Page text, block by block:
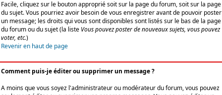
Facile, cliquez sur le bouton approprié soit sur la page du forum, soit sur la page
du sujet. Vous pourriez avoir besoin de vous enregistrer avant de pouvoir poster
un message; les droits qui vous sont disponibles sont listés sur le bas de la page
du forum ou du sujet (la liste Vous pouvez poster de nouveaux sujets, vous pouvez
voter, etc.)
Revenir en haut de page
Comment puis-je éditer ou supprimer un message ?
A moins que vous soyez l'administrateur ou modérateur du forum, vous pouvez